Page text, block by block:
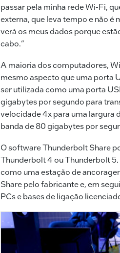
passar pela minha rede Wi-Fi,
externa, que leva tempo e não é
verá os meus dados porque
cabo.”
A maioria dos computadores,
mesmo aspecto que uma porta
ser utilizada como uma porta
gigabytes por segundo para
velocidade 4x para uma largura
banda de 80 gigabytes por
O software Thunderbolt Share
Thunderbolt 4 ou Thunderbolt
como uma estação de
Share pelo fabricante e, em
PCs e bases de ligação